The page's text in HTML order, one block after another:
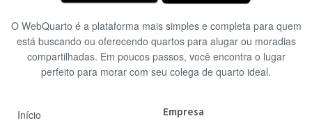
O WebQuarto é a plataforma mais simples e completa para quem
está buscando ou oferecendo quartos para alugar ou moradias
compartilhadas. Em poucos passos, você encontra o lugar
perfeito para morar com seu colega de quarto ideal.
Início
Empresa